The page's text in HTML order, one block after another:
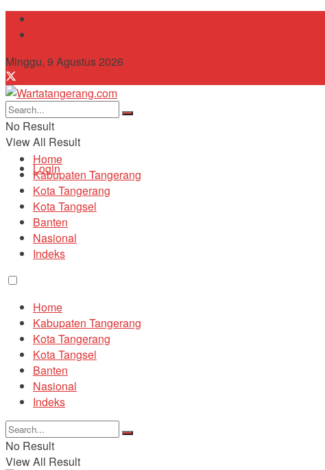
Minggu, 9 Agustus 2026
No Result
View All Result
Login
Home
Kabupaten Tangerang
Kota Tangerang
Kota Tangsel
Banten
Nasional
Indeks
Home
Kabupaten Tangerang
Kota Tangerang
Kota Tangsel
Banten
Nasional
Indeks
No Result
View All Result